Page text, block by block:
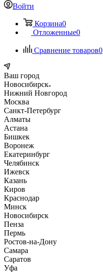
Войти
Корзина0
Отложенные0
Сравнение товаров0
Ваш город
Новосибирск
Нижний Новгород
Москва
Санкт-Петербург
Алматы
Астана
Бишкек
Воронеж
Екатеринбург
Челябинск
Ижевск
Казань
Киров
Краснодар
Минск
Новосибирск
Пенза
Пермь
Ростов-на-Дону
Самара
Саратов
Уфа